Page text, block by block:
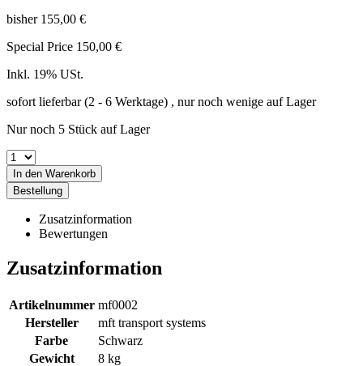
bisher 155,00 €
Special Price 150,00 €
Inkl. 19% USt.
sofort lieferbar(2 - 6 Werktage) , nur noch wenige auf Lager
Nur noch 5 Stück auf Lager
In den Warenkorb
Bestellung
Zusatzinformation
Bewertungen
Zusatzinformation
Artikelnummer mf0002
Hersteller
mft transport systems
Farbe
Schwarz
Gewicht
8 kg